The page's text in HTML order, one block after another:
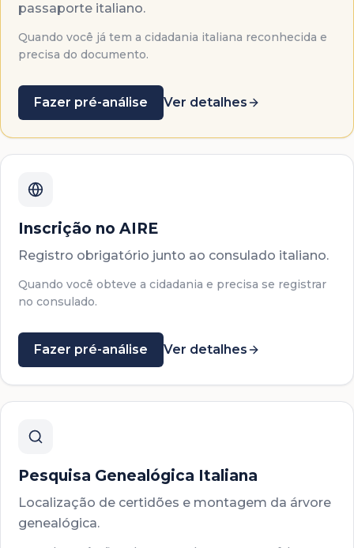
passaporte italiano.
Quando você já tem a cidadania italiana reconhecida e
precisa do documento.
Fazer pré-análise Ver detalhes
Inscrição no AIRE
Registro obrigatório junto ao consulado italiano.
Quando você obteve a cidadania e precisa se registrar
no consulado.
Fazer pré-análise Ver detalhes
Pesquisa Genealógica Italiana
Localização de certidões e montagem da árvore
genealógica.